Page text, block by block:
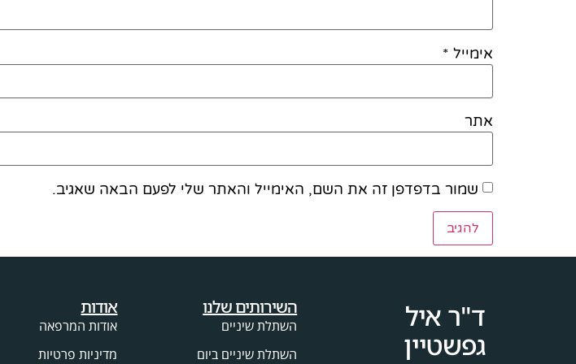
אימייל *
אתר
שמור בדפדפן זה את השם, האימייל והאתר שלי לפעם הבאה שאגיב.
ד"ר איל
גפשטיין
השירותים שלנו
השתלת שיניים
השתלת שיניים ביום
אודות
אודות המרפאה
מדיניות פרטיות